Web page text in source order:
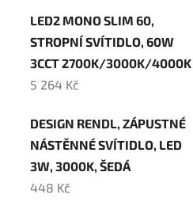
LED2 MONO SLIM 60,
STROPNÍ SVÍTIDLO, 60W
3CCT 2700K/3000K/4000K
5 264 Kč
DESIGN RENDL, ZÁPUSTNÉ
NÁSTĚNNÉ SVÍTIDLO, LED
3W, 3000K, ŠEDÁ
448 Kč